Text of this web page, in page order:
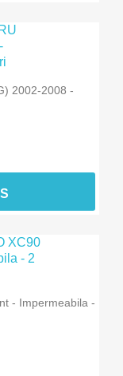
2002-2008 -
- Impermeabila -
×
a salva